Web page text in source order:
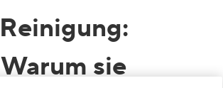
Reinigung:
Warum sie